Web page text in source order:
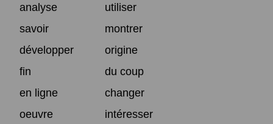
analyse
utiliser
savoir
montrer
développer
origine
fin
du coup
en ligne
changer
oeuvre
intéresser